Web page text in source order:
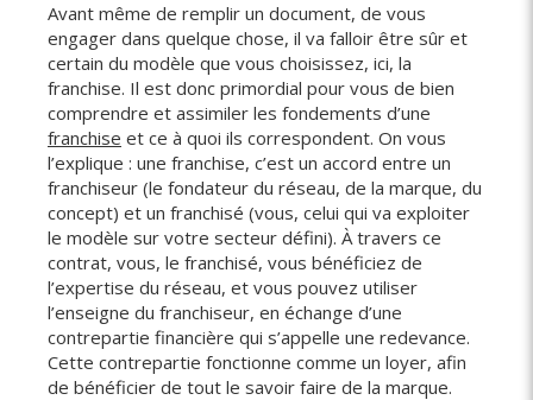
Avant même de remplir un document, de vous
engager dans quelque chose, il va falloir être sûr et
certain du modèle que vous choisissez, ici, la
franchise. Il est donc primordial pour vous de bien
comprendre et assimiler les fondements d’une
franchise et ce à quoi ils correspondent. On vous
l’explique : une franchise, c’est un accord entre un
franchiseur (le fondateur du réseau, de la marque, du
concept) et un franchisé (vous, celui qui va exploiter
le modèle sur votre secteur défini). À travers ce
contrat, vous, le franchisé, vous bénéficiez de
l’expertise du réseau, et vous pouvez utiliser
l’enseigne du franchiseur, en échange d’une
contrepartie financière qui s’appelle une redevance.
Cette contrepartie fonctionne comme un loyer, afin
de bénéficier de tout le savoir faire de la marque.